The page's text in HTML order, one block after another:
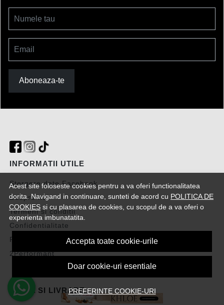
Acest site foloseste cookies pentru a va oferi functionalitatea
dorita. Navigand in continuare, sunteti de acord cu POLITICA DE
COOKIES si cu plasarea de cookies, cu scopul de a va oferi o
experienta imbunatatita.
Accepta toate cookie-urile
Doar cookie-uri esentiale
PREFERINTE COOKIE-URI
Numele tau
Email
Aboneaza-te
INFORMATII UTILE
Stergere date Facebook
Despre noi
Termeni si conditii
Confidentialitate
Politica de Cookies
2Performant
PLATA SI LIVRARE